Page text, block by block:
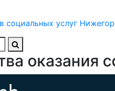
социальных услуг
оказания